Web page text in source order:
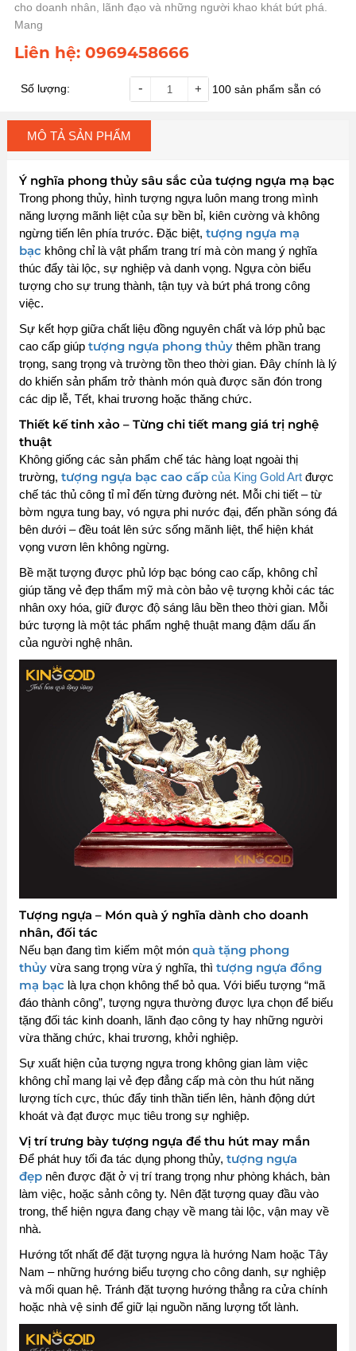
cho doanh nhân, lãnh đạo và những người khao khát bứt phá.
Mang
Liên hệ: 0969458666
Số lượng: +
- 100 sản phẩm sẵn có
MÔ TẢ SẢN PHẨM
Ý nghĩa phong thủy sâu sắc của tượng ngựa mạ bạc
Trong phong thủy, hình tượng ngựa luôn mang trong mình
năng lượng mãnh liệt của sự bền bỉ, kiên cường và không
ngừng tiến lên phía trước. Đặc biệt, tượng ngựa mạ
bạc không chỉ là vật phẩm trang trí mà còn mang ý nghĩa
thúc đẩy tài lộc, sự nghiệp và danh vọng. Ngựa còn biểu
tượng cho sự trung thành, tận tụy và bứt phá trong công
việc.
Sự kết hợp giữa chất liệu đồng nguyên chất và lớp phủ bạc
cao cấp giúp tượng ngựa phong thủy thêm phần trang
trọng, sang trọng và trường tồn theo thời gian. Đây chính là lý
do khiến sản phẩm trở thành món quà được săn đón trong
các dịp lễ, Tết, khai trương hoặc thăng chức.
Thiết kế tinh xảo – Từng chi tiết mang giá trị nghệ
thuật
Không giống các sản phẩm chế tác hàng loạt ngoài thị
trường, tượng ngựa bạc cao cấp của King Gold Art được
chế tác thủ công tỉ mỉ đến từng đường nét. Mỗi chi tiết – từ
bờm ngựa tung bay, vó ngựa phi nước đại, đến phần sóng đá
bên dưới – đều toát lên sức sống mãnh liệt, thể hiện khát
vọng vươn lên không ngừng.
Bề mặt tượng được phủ lớp bạc bóng cao cấp, không chỉ
giúp tăng vẻ đẹp thẩm mỹ mà còn bảo vệ tượng khỏi các tác
nhân oxy hóa, giữ được độ sáng lâu bền theo thời gian. Mỗi
bức tượng là một tác phẩm nghệ thuật mang đậm dấu ấn
của người nghệ nhân.
Tượng ngựa – Món quà ý nghĩa dành cho doanh
nhân, đối tác
Nếu bạn đang tìm kiếm một món quà tặng phong
thủy vừa sang trọng vừa ý nghĩa, thì tượng ngựa đồng
mạ bạc là lựa chọn không thể bỏ qua. Với biểu tượng “mã
đáo thành công”, tượng ngựa thường được lựa chọn để biếu
tặng đối tác kinh doanh, lãnh đạo công ty hay những người
vừa thăng chức, khai trương, khởi nghiệp.
Sự xuất hiện của tượng ngựa trong không gian làm việc
không chỉ mang lại vẻ đẹp đẳng cấp mà còn thu hút năng
lượng tích cực, thúc đẩy tinh thần tiến lên, hành động dứt
khoát và đạt được mục tiêu trong sự nghiệp.
Vị trí trưng bày tượng ngựa để thu hút may mắn
Để phát huy tối đa tác dụng phong thủy, tượng ngựa
đẹp nên được đặt ở vị trí trang trọng như phòng khách, bàn
làm việc, hoặc sảnh công ty. Nên đặt tượng quay đầu vào
trong, thể hiện ngựa đang chạy về mang tài lộc, vận may về
nhà.
Hướng tốt nhất để đặt tượng ngựa là hướng Nam hoặc Tây
Nam – những hướng biểu tượng cho công danh, sự nghiệp
và mối quan hệ. Tránh đặt tượng hướng thẳng ra cửa chính
hoặc nhà vệ sinh để giữ lại nguồn năng lượng tốt lành.